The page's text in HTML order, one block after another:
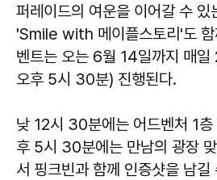
퍼레이드의 여운을 이어갈 수 있
'Smile with 메이플스토리'도 함
벤트는 오는 6월 14일까지 매
오후 5시 30분) 진행된다.
낮 12시 30분에는 어드벤처 1
후 5시 30분에는 만남의 광장
서 핑크빈과 함께 인증샷을 남